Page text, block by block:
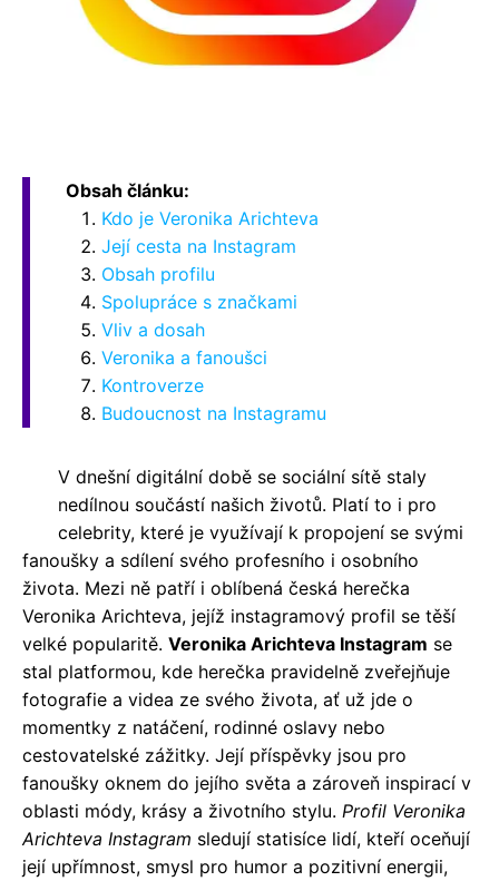
Obsah článku:
Kdo je Veronika Arichteva
Její cesta na Instagram
Obsah profilu
Spolupráce s značkami
Vliv a dosah
Veronika a fanoušci
Kontroverze
Budoucnost na Instagramu
V dnešní digitální době se sociální sítě staly
nedílnou součástí našich životů. Platí to i pro
celebrity, které je využívají k propojení se svými
fanoušky a sdílení svého profesního i osobního
života. Mezi ně patří i oblíbená česká herečka
Veronika Arichteva, jejíž instagramový profil se těší
velké popularitě. Veronika Arichteva Instagram se
stal platformou, kde herečka pravidelně zveřejňuje
fotografie a videa ze svého života, ať už jde o
momentky z natáčení, rodinné oslavy nebo
cestovatelské zážitky. Její příspěvky jsou pro
fanoušky oknem do jejího světa a zároveň inspirací v
oblasti módy, krásy a životního stylu. Profil Veronika
Arichteva Instagram sledují statisíce lidí, kteří oceňují
její upřímnost, smysl pro humor a pozitivní energii,